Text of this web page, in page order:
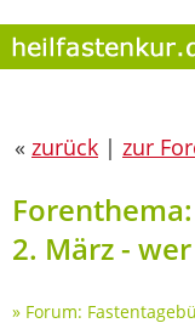
« zurück | zur
2. März -
» Forum: